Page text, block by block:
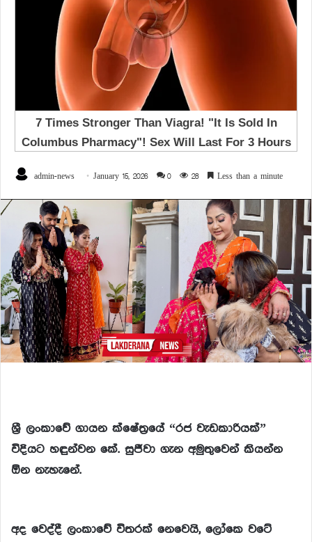
admin-news January 15, 2026 0 28 Less than a minute
ශ්‍රී ලංකාවේ ගායන ක්ෂේත්‍රයේ “රජ වැඩකාරියක්”
විදියට හඳුන්වන කේ. සුජීවා ගැන අමුතුවෙන් කියන්න
ඕන නැහැනේ.
අද වෙද්දී ලංකාවේ විතරක් නෙවෙයි, ලෝකෙ වටේ